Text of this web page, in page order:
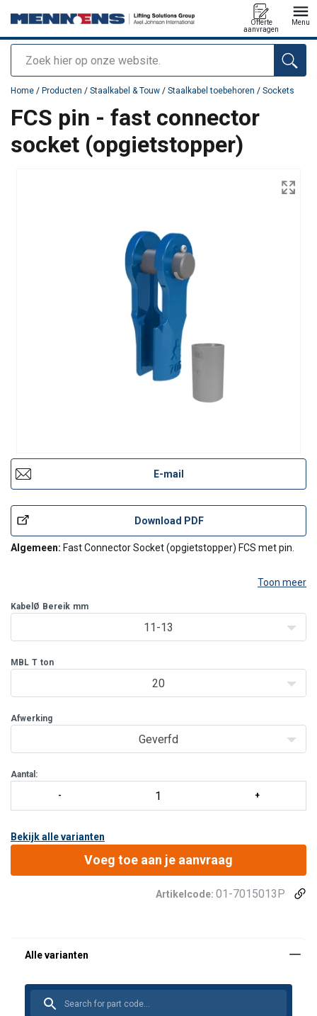
Zoeken
Offerte
aanvragen
Menu
toegevoegd aan uw offerte
Home / Producten / Staalkabel & Touw / Staalkabel toebehoren / Sockets
FCS pin - fast connector
socket (opgietstopper)
E-mail
Download PDF
Algemeen: Fast Connector Socket (opgietstopper) FCS met pin.
Toon meer
KabelØ Bereik mm
11-13
MBL T ton
20
Afwerking
Geverfd
Aantal:
Bekijk alle varianten
Voeg toe aan je aanvraag
Artikelcode: 01-7015013P